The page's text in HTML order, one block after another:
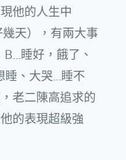
他的人生中
幾天），有兩大事
睡好，餓了、
睡、大哭…睡不
老二陳高追求的
的表現超級強